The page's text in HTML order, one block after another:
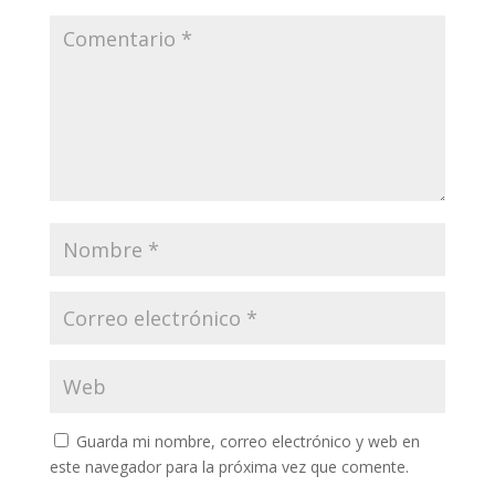
Guarda mi nombre, correo electrónico y web en
este navegador para la próxima vez que comente.